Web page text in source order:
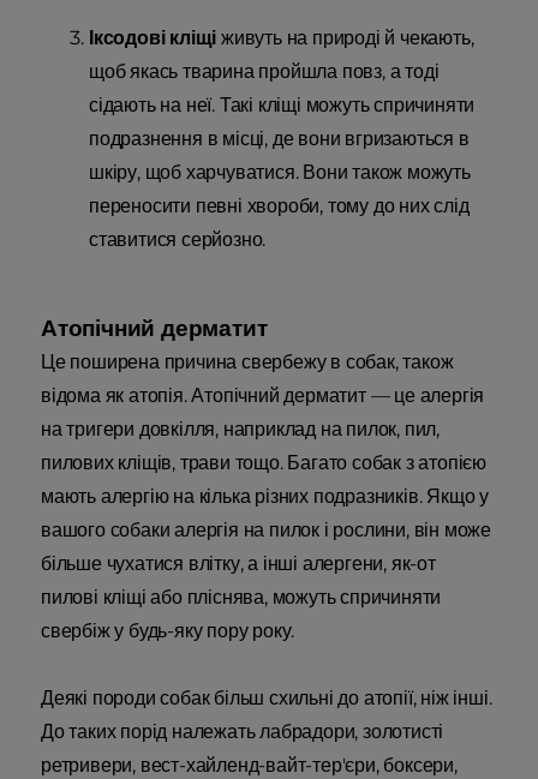
Іксодові кліщіживуть на природі й чекають,
щоб якась тварина пройшла повз, а тоді
сідають на неї. Такі кліщі можуть спричиняти
подразнення в місці, де вони вгризаються в
шкіру, щоб харчуватися. Вони також можуть
переносити певні хвороби, тому до них слід
ставитися серйозно.
Атопічний дерматит
Це поширена причина свербежу в собак, також
відома як атопія. Атопічний дерматит — це алергія
на тригери довкілля, наприклад на пилок, пил,
пилових кліщів, трави тощо. Багато собак з атопією
мають алергію на кілька різних подразників. Якщо у
вашого собаки алергія на пилок і рослини, він може
більше чухатися влітку, а інші алергени, як-от
пилові кліщі або пліснява, можуть спричиняти
свербіж у будь-яку пору року.
Деякі породи собак більш схильні до атопії, ніж інші.
До таких порід належать лабрадори, золотисті
ретривери, вест-хайленд-вайт-тер'єри, боксери,